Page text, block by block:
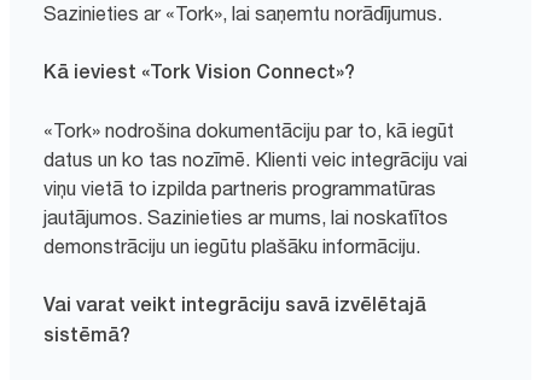
Sazinieties ar «Tork», lai saņemtu norādījumus.
Kā ieviest «Tork Vision Connect»?
«Tork» nodrošina dokumentāciju par to, kā iegūt
datus un ko tas nozīmē. Klienti veic integrāciju vai
viņu vietā to izpilda partneris programmatūras
jautājumos. Sazinieties ar mums, lai noskatītos
demonstrāciju un iegūtu plašāku informāciju.
Vai varat veikt integrāciju savā izvēlētajā
sistēmā?